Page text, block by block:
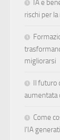
IA e
rischi per
migliorarsi
Il futuro
aumentata
Come
l’IA